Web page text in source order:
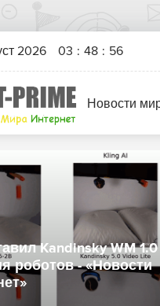
2026 03 : 48 : 57
Новости
Kandinsky WM 1.0
роботов - «Новости